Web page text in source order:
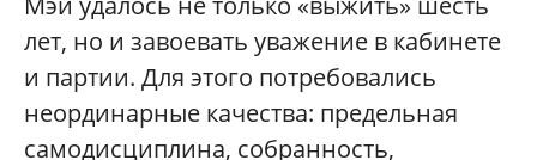
лет, но и завоевать уважение в кабинете
и партии. Для этого потребовались
неординарные качества: предельная
самодисциплина, собранность,